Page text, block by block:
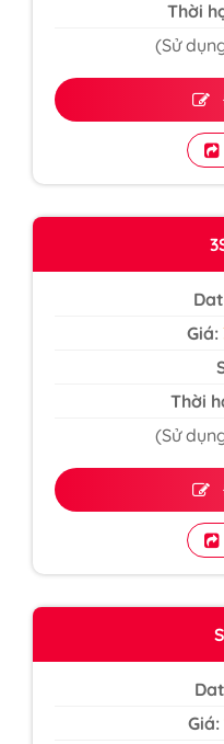
Thời
(Sử
Giá:
Thời
(Sử
Giá: